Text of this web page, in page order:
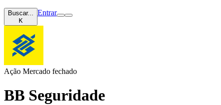
Buscar...
K
Entrar
Ação Mercado fechado
BB Seguridade